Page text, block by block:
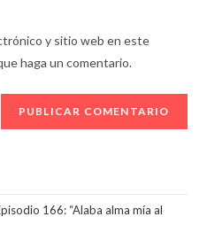
y sitio web en este
haga un comentario.
166: “Alaba alma mía al